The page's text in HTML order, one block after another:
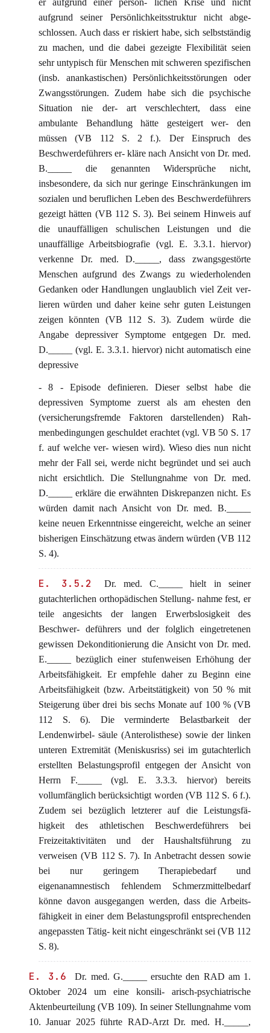
er aufgrund einer persön- lichen Krise und nicht
aufgrund seiner Persönlichkeitsstruktur nicht abge-
schlossen. Auch dass er riskiert habe, sich selbstständig
zu machen, und die dabei gezeigte Flexibilität seien
sehr untypisch für Menschen mit schweren spezifischen
(insb. anankastischen) Persönlichkeitsstörungen oder
Zwangsstörungen. Zudem habe sich die psychische
Situation nie der- art verschlechtert, dass eine
ambulante Behandlung hätte gesteigert wer- den
müssen (VB 112 S. 2 f.). Der Einspruch des
Beschwerdeführers er- kläre nach Ansicht von Dr. med.
B._____ die genannten Widersprüche nicht,
insbesondere, da sich nur geringe Einschränkungen im
sozialen und beruflichen Leben des Beschwerdeführers
gezeigt hätten (VB 112 S. 3). Bei seinem Hinweis auf
die unauffälligen schulischen Leistungen und die
unauffällige Arbeitsbiografie (vgl. E. 3.3.1. hiervor)
verkenne Dr. med. D._____, dass zwangsgestörte
Menschen aufgrund des Zwangs zu wiederholenden
Gedanken oder Handlungen unglaublich viel Zeit ver-
lieren würden und daher keine sehr guten Leistungen
zeigen könnten (VB 112 S. 3). Zudem würde die
Angabe depressiver Symptome entgegen Dr. med.
D._____ (vgl. E. 3.3.1. hiervor) nicht automatisch eine
depressive
- 8 - Episode definieren. Dieser selbst habe die
depressiven Symptome zuerst als am ehesten den
(versicherungsfremde Faktoren darstellenden) Rah-
menbedingungen geschuldet erachtet (vgl. VB 50 S. 17
f. auf welche ver- wiesen wird). Wieso dies nun nicht
mehr der Fall sei, werde nicht begründet und sei auch
nicht ersichtlich. Die Stellungnahme von Dr. med.
D._____ erkläre die erwähnten Diskrepanzen nicht. Es
würden damit nach Ansicht von Dr. med. B._____
keine neuen Erkenntnisse eingereicht, welche an seiner
bisherigen Einschätzung etwas ändern würden (VB 112
S. 4).
E. 3.5.2
Dr. med. C._____ hielt in seiner
gutachterlichen orthopädischen Stellung- nahme fest, er
teile angesichts der langen Erwerbslosigkeit des
Beschwer- deführers und der folglich eingetretenen
gewissen Dekonditionierung die Ansicht von Dr. med.
E._____ bezüglich einer stufenweisen Erhöhung der
Arbeitsfähigkeit. Er empfehle daher zu Beginn eine
Arbeitsfähigkeit (bzw. Arbeitstätigkeit) von 50 % mit
Steigerung über drei bis sechs Monate auf 100 % (VB
112 S. 6). Die verminderte Belastbarkeit der
Lendenwirbel- säule (Anterolisthese) sowie der linken
unteren Extremität (Meniskusriss) sei im gutachterlich
erstellten Belastungsprofil entgegen der Ansicht von
Herrn F._____ (vgl. E. 3.3.3. hiervor) bereits
vollumfänglich berücksichtigt worden (VB 112 S. 6 f.).
Zudem sei bezüglich letzterer auf die Leistungsfä-
higkeit des athletischen Beschwerdeführers bei
Freizeitaktivitäten und der Haushaltsführung zu
verweisen (VB 112 S. 7). In Anbetracht dessen sowie
bei nur geringem Therapiebedarf und
eigenanamnestisch fehlendem Schmerzmittelbedarf
könne davon ausgegangen werden, dass die Arbeits-
fähigkeit in einer dem Belastungsprofil entsprechenden
angepassten Tätig- keit nicht eingeschränkt sei (VB 112
S. 8).
E. 3.6
Dr. med. G._____ ersuchte den RAD am 1.
Oktober 2024 um eine konsili- arisch-psychiatrische
Aktenbeurteilung (VB 109). In seiner Stellungnahme vom
10. Januar 2025 führte RAD-Arzt Dr. med. H._____,